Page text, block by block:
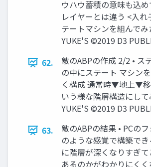
ウハウ蓄積の意味も込
レイヤーとは違う <入れ
テートマシンを組んで
YUKE'S ©2019 D3
62.
敵のABPの作成 2/2 • ス
の中にステート マシン
く構成 通常時▼地上▼
いう様な階層構造にし
YUKE'S ©2019 D3
63.
敵のABPの結果 • PCの
のような感覚で構築でき
に階層が深くなりすぎ
あるのかがわかりにく